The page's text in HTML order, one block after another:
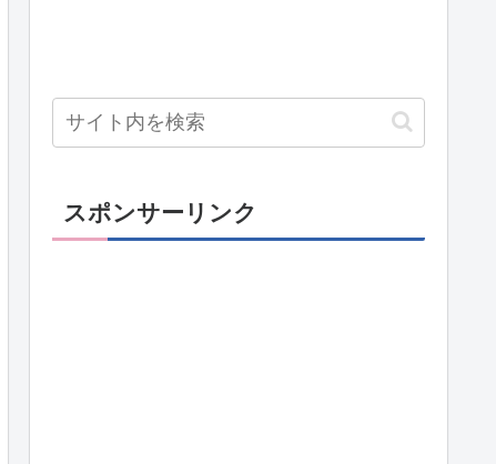
スポンサーリンク